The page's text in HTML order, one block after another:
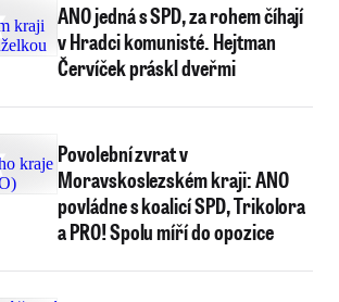
ANO jedná s SPD, za rohem číhají
v Hradci komunisté. Hejtman
Červíček práskl dveřmi
Povolební zvrat v
Moravskoslezském kraji: ANO
povládne s koalicí SPD, Trikolora
a PRO! Spolu míří do opozice